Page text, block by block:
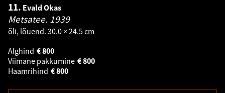
11. Evald Okas
Metsatee. 1939
õli, lõuend. 30.0 × 24.5 cm
Alghind
800
€
Viimane pakkumine
800
€
Haamrihind
800
€